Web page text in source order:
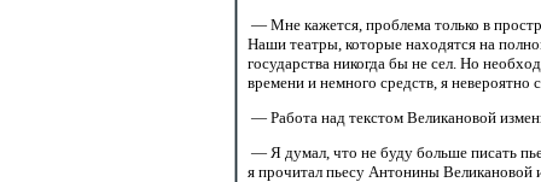
— Мне кажется, проблема только в
Наши театры, которые находятся на
государства никогда бы не сел. Но
времени и немного средств, я невероятно
— Работа над текстом Великановой
— Я думал, что не буду больше писать
я прочитал пьесу Антонины Великановой